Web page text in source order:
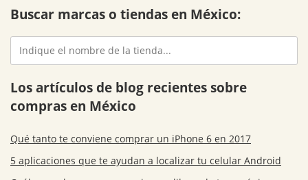
Buscar marcas o tiendas en México:
Los artículos de blog recientes sobre
compras en México
Qué tanto te conviene comprar un iPhone 6 en 2017
5 aplicaciones que te ayudan a localizar tu celular Android